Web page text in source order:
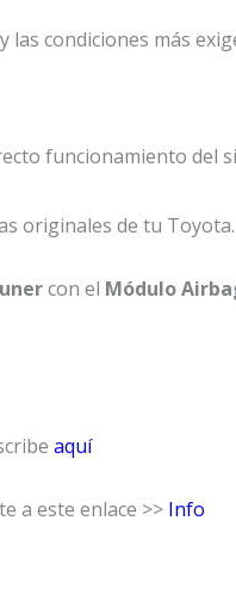
condiciones más
funcionamiento del
originales de tu Toyota.
con el Módulo
aquí
a este enlace >> Info